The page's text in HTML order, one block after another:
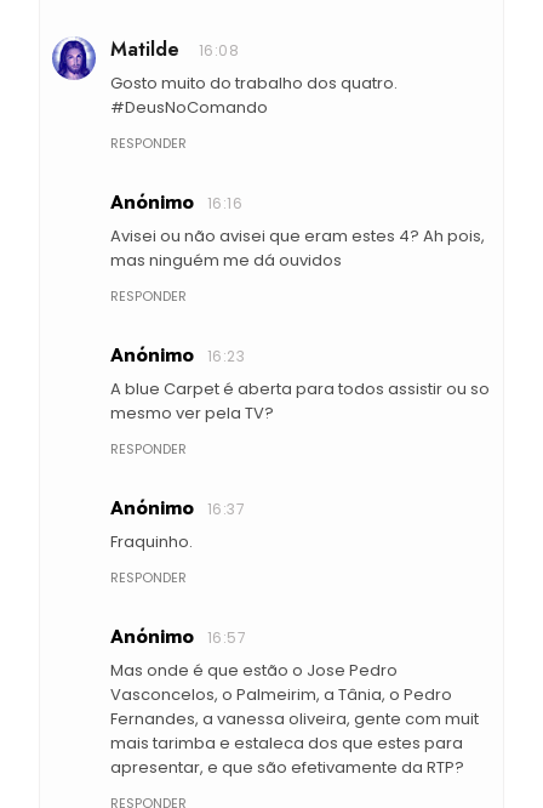
Matilde 16:08
Gosto muito do trabalho dos quatro.
#DeusNoComando
RESPONDER
Anónimo 16:16
Avisei ou não avisei que eram estes 4? Ah pois,
mas ninguém me dá ouvidos
RESPONDER
Anónimo 16:23
A blue Carpet é aberta para todos assistir ou so
mesmo ver pela TV?
RESPONDER
Anónimo 16:37
Fraquinho.
RESPONDER
Anónimo 16:57
Mas onde é que estão o Jose Pedro
Vasconcelos, o Palmeirim, a Tânia, o Pedro
Fernandes, a vanessa oliveira, gente com muit
mais tarimba e estaleca dos que estes para
apresentar, e que são efetivamente da RTP?
RESPONDER